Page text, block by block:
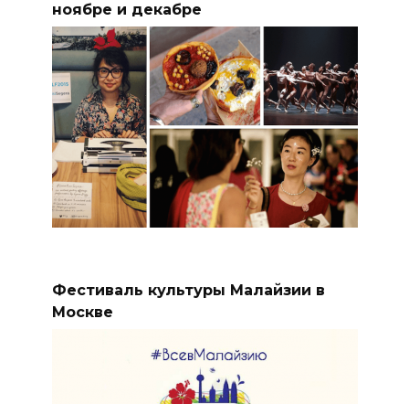
ноябре и декабре
Фестиваль культуры Малайзии в
Москве